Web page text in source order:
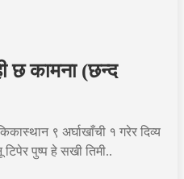
छ कामना (छन्द
९ अर्घाखाँची १ गरेर दिव्य
पुष्प हे सखी तिमी..